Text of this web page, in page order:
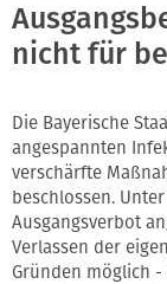
nicht für
Die Bayerische
angespannten
verschärfte
beschlossen.
Ausgangsverbot
Verlassen der
Gründen möglich